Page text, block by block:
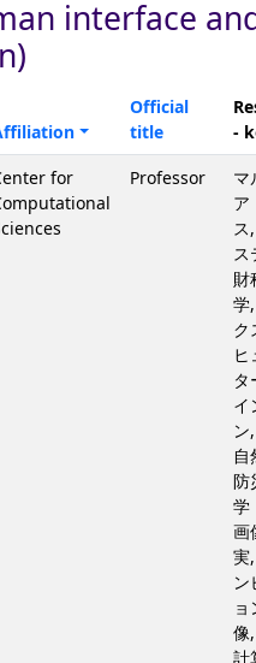
interface
Official
title
-
for
Professor
マ
ア
ス
ス
財
学
ク
ヒ
タ
イ
ン
自
防
学
画
実
ン
像
計